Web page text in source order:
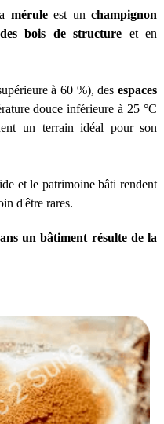
méruleest unchampignon
bois de structure et en
à 60 %), desespaces
douce inférieure à 25 °C
un terrain idéal pour son
et le patrimoine bâti rendent
d'être rares.
un bâtiment résulte de la